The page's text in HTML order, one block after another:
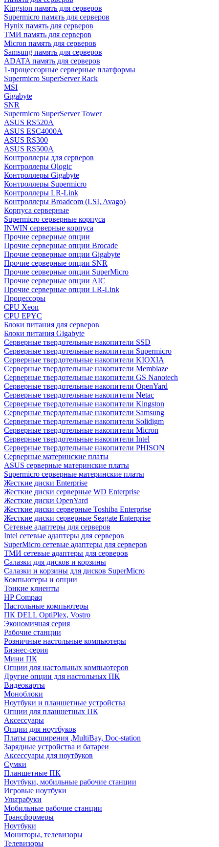
Kingston память для серверов
Supermicro память для серверов
Hynix память для серверов
ТМИ память для серверов
Micron память для серверов
Samsung память для серверов
ADATA память для серверов
1-процессорные серверные платформы
Supermicro SuperServer Rack
MSI
Gigabyte
SNR
Supermicro SuperServer Tower
ASUS RS520A
ASUS ESC4000A
ASUS RS300
ASUS RS500A
Контроллеры для серверов
Контроллеры Qlogic
Контроллеры Gigabyte
Контроллеры Supermicro
Контроллеры LR-Link
Контроллеры Broadcom (LSI, Avago)
Корпуса серверные
Supermicro серверные корпуса
INWIN серверные корпуса
Прочие серверные опции
Прочие серверные опции Brocade
Прочие серверные опции Gigabyte
Прочие серверные опции SNR
Прочие серверные опции SuperMicro
Прочие серверные опции AIC
Прочие серверные опции LR-Link
Процессоры
CPU Xeon
CPU EPYC
Блоки питания для серверов
Блоки питания Gigabyte
Серверные твердотельные накопители SSD
Cерверные твердотельные накопители Supermicro
Cерверные твердотельные накопители KIOXIA
Cерверные твердотельные накопители Memblaze
Cерверные твердотельные накопители GS Nanotech
Серверные твердотельные накопители OpenYard
Серверные твердотельные накопители Netac
Cерверные твердотельные накопители Kingston
Cерверные твердотельные накопители Samsung
Cерверные твердотельные накопители Solidigm
Cерверные твердотельные накопители Micron
Cерверные твердотельные накопители Intel
Cерверные твердотельные накопители PHISON
Серверные материнские платы
ASUS серверные материнские платы
Supermicro серверные материнские платы
Жесткие диски Enterprise
Жесткие диски серверные WD Enterprise
Жесткие диски OpenYard
Жесткие диски серверные Toshiba Enterprise
Жесткие диски серверные Seagate Enterprise
Сетевые адаптеры для серверов
Intel сетевые адаптеры для серверов
SuperMicro сетевые адаптеры для серверов
ТМИ сетевые адаптеры для серверов
Салазки для дисков и корзины
Салазки и корзины для дисков SuperMicro
Компьютеры и опции
Тонкие клиенты
HP Compaq
Настольные компьютеры
ПК DELL OptiPlex, Vostro
Экономичная серия
Рабочие станции
Розничные настольные компьютеры
Бизнес-серия
Мини ПК
Опции для настольных компьютеров
Другие опции для настольных ПК
Видеокарты
Моноблоки
Ноутбуки и планшетные устройства
Опции для планшетных ПК
Аксессуары
Опции для ноутбуков
Платы расширения ,MultiBay, Doc-station
Зарядные устройства и батареи
Аксессуары для ноутбуков
Сумки
Планшетные ПК
Ноутбуки, мобильные рабочие станции
Игровые ноутбуки
Ультрабуки
Мобильные рабочие станции
Трансформеры
Ноутбуки
Мониторы, телевизоры
Телевизоры